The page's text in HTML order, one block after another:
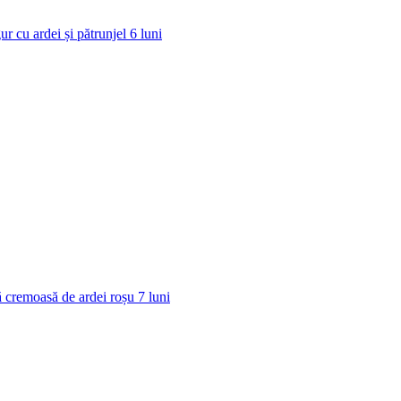
cu ardei și pătrunjel 6 luni
cremoasă de ardei roșu 7 luni